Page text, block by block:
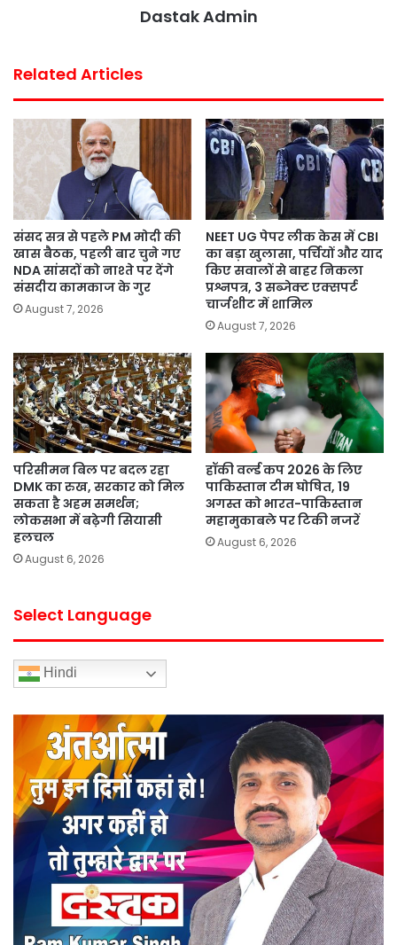
Dastak Admin
Related Articles
संसद सत्र से पहले PM मोदी की
खास बैठक, पहली बार चुने गए
NDA सांसदों को नाश्ते पर देंगे
संसदीय कामकाज के गुर
August 7, 2026
NEET UG पेपर लीक केस में CBI
का बड़ा खुलासा, पर्चियों और याद
किए सवालों से बाहर निकला
प्रश्नपत्र, 3 सब्जेक्ट एक्सपर्ट
चार्जशीट में शामिल
August 7, 2026
परिसीमन बिल पर बदल रहा
DMK का रुख, सरकार को मिल
सकता है अहम समर्थन;
लोकसभा में बढ़ेगी सियासी
हलचल
August 6, 2026
हॉकी वर्ल्ड कप 2026 के लिए
पाकिस्तान टीम घोषित, 19
अगस्त को भारत-पाकिस्तान
महामुकाबले पर टिकी नजरें
August 6, 2026
Select Language
Hindi